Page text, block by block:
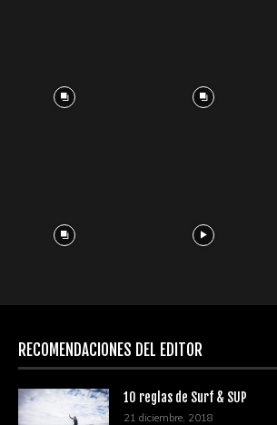
RECOMENDACIONES DEL EDITOR
10 reglas de Surf & SUP
21 diciembre, 2018